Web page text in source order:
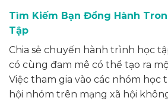
Tìm Kiếm Bạn Đồng Hành
Tập
Chia sẻ chuyến hành trình học
có cùng đam mê có thể tạo ra
Việc tham gia vào các nhóm học
hội nhóm trên mạng xã hội